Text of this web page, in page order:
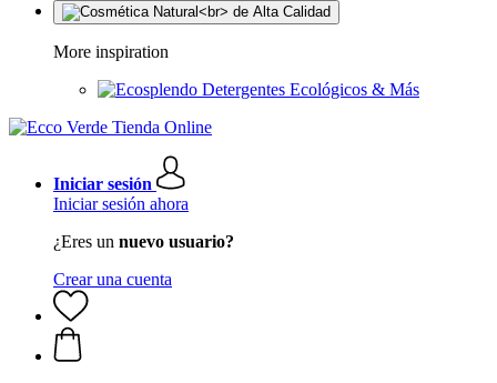
More inspiration
Detergentes Ecológicos & Más
Iniciar sesión
Iniciar sesión ahora
¿Eres un nuevo usuario?
Crear una cuenta